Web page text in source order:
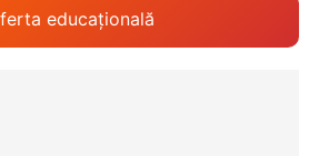
educațională